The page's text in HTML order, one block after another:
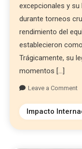
excepcionales y
durante torneos
rendimiento del
establecieron
Trágicamente, su
momentos […]
Leave a Comment
Impacto